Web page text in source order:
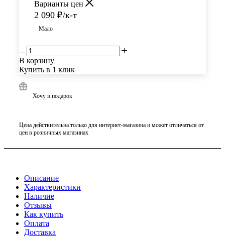
Варианты цен
2 090 ₽/к-т
Мало
В корзину
Купить в 1 клик
Хочу в подарок
Цена действительна только для интернет-магазина и может отличаться от
цен в розничных магазинах
Описание
Характеристики
Наличие
Отзывы
Как купить
Оплата
Доставка